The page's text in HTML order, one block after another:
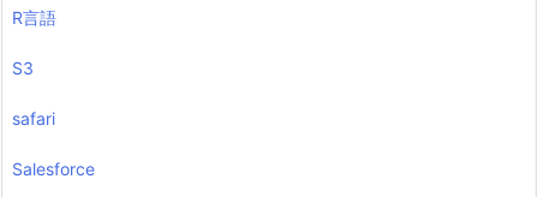
R言語
S3
safari
Salesforce